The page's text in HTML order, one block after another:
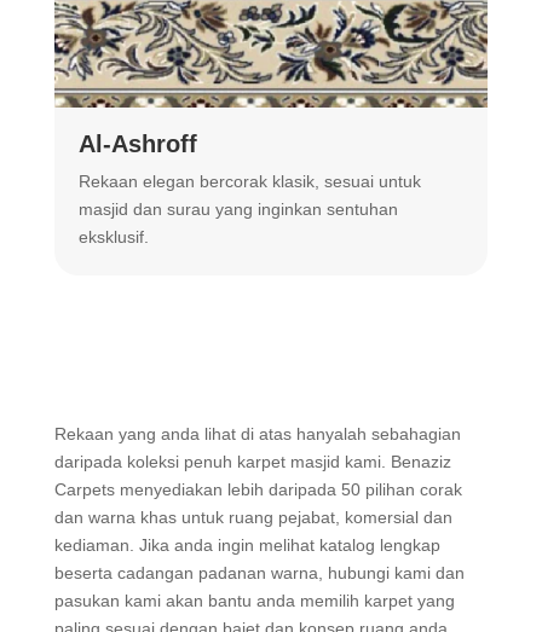
Al-Ashroff
Rekaan elegan bercorak klasik, sesuai untuk
masjid dan surau yang inginkan sentuhan
eksklusif.
Rekaan yang anda lihat di atas hanyalah sebahagian
daripada koleksi penuh karpet masjid kami. Benaziz
Carpets menyediakan lebih daripada 50 pilihan corak
dan warna khas untuk ruang pejabat, komersial dan
kediaman. Jika anda ingin melihat katalog lengkap
beserta cadangan padanan warna, hubungi kami dan
pasukan kami akan bantu anda memilih karpet yang